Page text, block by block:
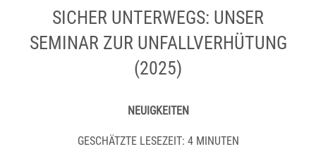
SICHER UNTERWEGS: UNSER
SEMINAR ZUR UNFALLVERHÜTUNG
(2025)
NEUIGKEITEN
GESCHÄTZTE LESEZEIT: 4 MINUTEN